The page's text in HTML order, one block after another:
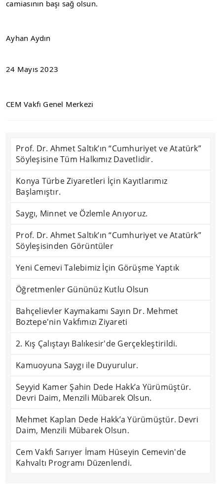
camiasının başı sağ olsun.
Ayhan Aydın
24 Mayıs 2023
CEM Vakfı Genel Merkezi
Prof. Dr. Ahmet Saltık’ın “Cumhuriyet ve Atatürk”
Söyleşisine Tüm Halkımız Davetlidir.
Konya Türbe Ziyaretleri İçin Kayıtlarımız
Başlamıştır.
Saygı, Minnet ve Özlemle Anıyoruz.
Prof. Dr. Ahmet Saltık’ın “Cumhuriyet ve Atatürk”
Söyleşisinden Görüntüler
Yeni Cemevi Talebimiz İçin Görüşme Yaptık
Öğretmenler Gününüz Kutlu Olsun
Bahçelievler Kaymakamı Sayın Dr. Mehmet
Boztepe'nin Vakfımızı Ziyareti
2. Kış Çalıştayı Balıkesir'de Gerçekleştirildi.
Kamuoyuna Saygı ile Duyurulur.
Seyyid Kamer Şahin Dede Hakk’a Yürümüştür.
Devri Daim, Menzili Mübarek Olsun.
Mehmet Kaplan Dede Hakk’a Yürümüştür. Devri
Daim, Menzili Mübarek Olsun.
Cem Vakfı Sarıyer İmam Hüseyin Cemevin'de
Kahvaltı Programı Düzenlendi.